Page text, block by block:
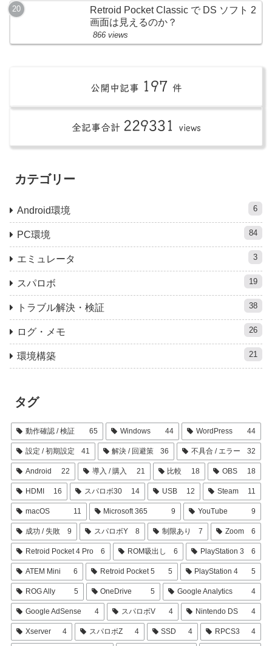
Retroid Pocket Classic で DS ソフト 2
画面は見えるのか？
866 views
公開中記事 197 件
全記事合計 229331 views
カテゴリー
Android環境 6
PC環境 84
エミュレータ 3
スパロボ 19
トラブル解決・検証 38
ログ・メモ 26
環境構築 21
タグ
動作確認 / 検証 65 Windows 44 WordPress 44
設定 / 初期設定 41 解決 / 回避策 36 不具合 / エラー 32
Android 22 導入 / 購入 21 比較 18 OBS 18
HDMI 16 スパロボ30 14 USB 12 Steam 11
macOS 11 Microsoft 365 9 YouTube 9
成功 / 失敗 9 スパロボY 8 制限あり 7 Zoom 6
Retroid Pocket 4 Pro 6 ROM吸出し 6 PlayStation 3 6
ATEM Mini 6 Retroid Pocket 5 5 PlayStation 4 5
ROG Ally 5 OneDrive 5 Google Analytics 4
Google AdSense 4 スパロボV 4 Nintendo DS 4
Xserver 4 スパロボZ 4 SSD 4 RPCS3 4